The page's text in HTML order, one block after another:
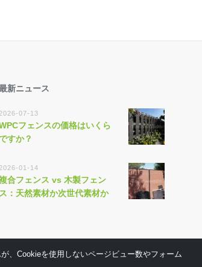
新ニュース
2026-07-13
フェンスの価格はいくら
すか？
2026-01-14
合フェンス vs 木製フェン
ス：天然素材か次世代素材か
、Cookieを使用しないページビュー数やフォーム